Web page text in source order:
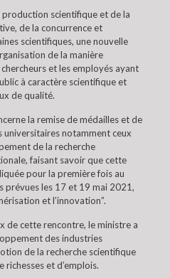
production scientifique et de la
de la concurrence et
scientifiques, une nouvelle
de la manière
et les employés ayant
à caractère scientifique et
de qualité.
la remise de médailles et de
universitaires notamment ceux
de la recherche
faisant savoir que cette
pour la première fois au
prévues les 17 et 19 mai 2021,
et l’innovation”.
de cette rencontre, le ministre a
des industries
de la recherche scientifique
richesses et d’emplois.